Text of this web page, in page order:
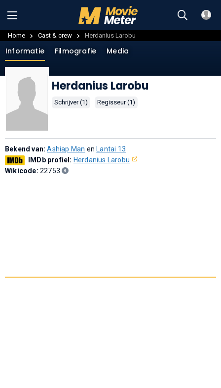
Home Cast & crew Herdanius Larobu
Informatie Filmografie Media
Herdanius Larobu
Schrijver (1) Regisseur (1)
Bekend van:Ashiap Man en Lantai 13
IMDb profiel: Herdanius Larobu
Wikicode: 22753